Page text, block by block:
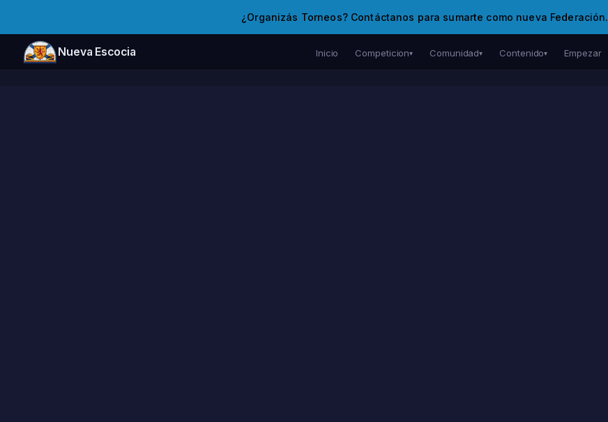
¿Organizás Torneos? Contáctanos para sumarte como nueva Federación.
Nueva Escocia Inicio Competicion▾ Comunidad▾ Contenido▾ Empezar